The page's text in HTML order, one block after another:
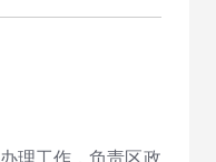
理工作，负责区政